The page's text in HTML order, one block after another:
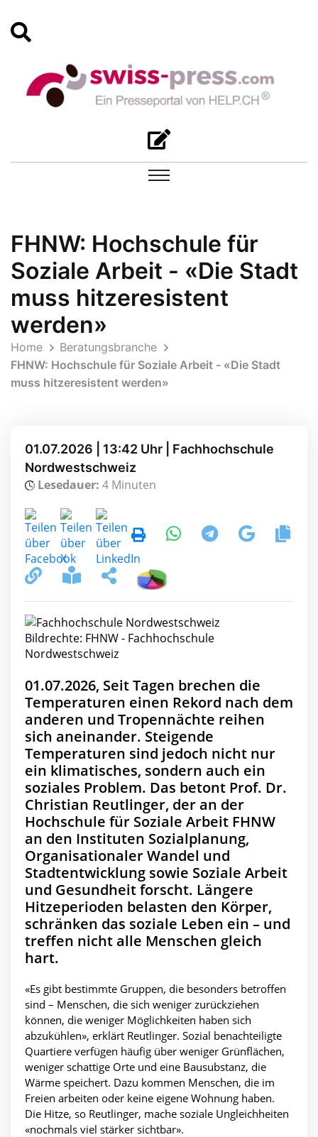
FHNW: Hochschule für
Soziale Arbeit - «Die Stadt
muss hitzeresistent
werden»
Home
Beratungsbranche
FHNW: Hochschule für Soziale Arbeit - «Die Stadt
muss hitzeresistent werden»
01.07.2026 | 13:42 Uhr | Fachhochschule
Nordwestschweiz
Lesedauer: 4 Minuten
Bildrechte: FHNW - Fachhochschule
Nordwestschweiz
01.07.2026, Seit Tagen brechen die
Temperaturen einen Rekord nach dem
anderen und Tropennächte reihen
sich aneinander. Steigende
Temperaturen sind jedoch nicht nur
ein klimatisches, sondern auch ein
soziales Problem. Das betont Prof. Dr.
Christian Reutlinger, der an der
Hochschule für Soziale Arbeit FHNW
an den Instituten Sozialplanung,
Organisationaler Wandel und
Stadtentwicklung sowie Soziale Arbeit
und Gesundheit forscht. Längere
Hitzeperioden belasten den Körper,
schränken das soziale Leben ein – und
treffen nicht alle Menschen gleich
hart.
«Es gibt bestimmte Gruppen, die besonders betroffen
sind – Menschen, die sich weniger zurückziehen
können, die weniger Möglichkeiten haben sich
abzukühlen», erklärt Reutlinger. Sozial benachteiligte
Quartiere verfügen häufig über weniger Grünflächen,
weniger schattige Orte und eine Bausubstanz, die
Wärme speichert. Dazu kommen Menschen, die im
Freien arbeiten oder keine eigene Wohnung haben.
Die Hitze, so Reutlinger, mache soziale Ungleichheiten
«nochmals viel stärker sichtbar».